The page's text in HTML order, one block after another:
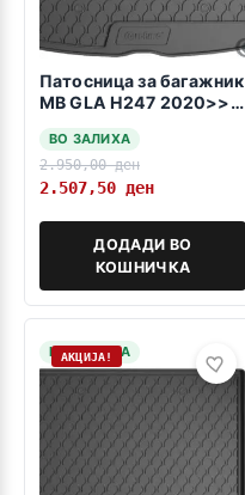
Патосница за багажник
MB GLA H247 2020>>>
ВО ЗАЛИХА
2.950,00ден
2.507,50 ден
ДОДАДИ ВО
КОШНИЧКА
НА ЗАЛИХА
АКЦИЈА!